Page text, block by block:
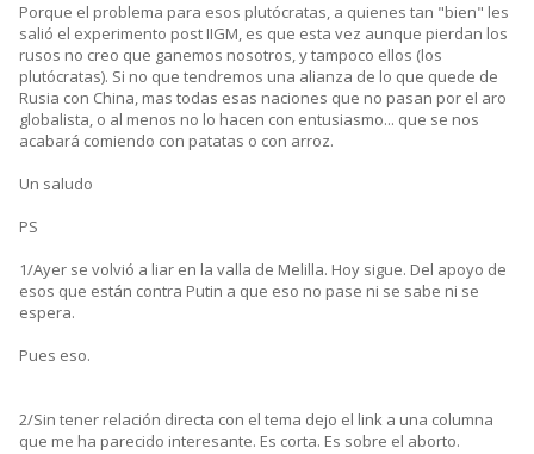
Porque el problema para esos plutócratas, a quienes tan "bien" les
salió el experimento post IIGM, es que esta vez aunque pierdan los
rusos no creo que ganemos nosotros, y tampoco ellos (los
plutócratas). Si no que tendremos una alianza de lo que quede de
Rusia con China, mas todas esas naciones que no pasan por el aro
globalista, o al menos no lo hacen con entusiasmo... que se nos
acabará comiendo con patatas o con arroz.
Un saludo
PS
1/Ayer se volvió a liar en la valla de Melilla. Hoy sigue. Del apoyo de
esos que están contra Putin a que eso no pase ni se sabe ni se
espera.
Pues eso.
2/Sin tener relación directa con el tema dejo el link a una columna
que me ha parecido interesante. Es corta. Es sobre el aborto.